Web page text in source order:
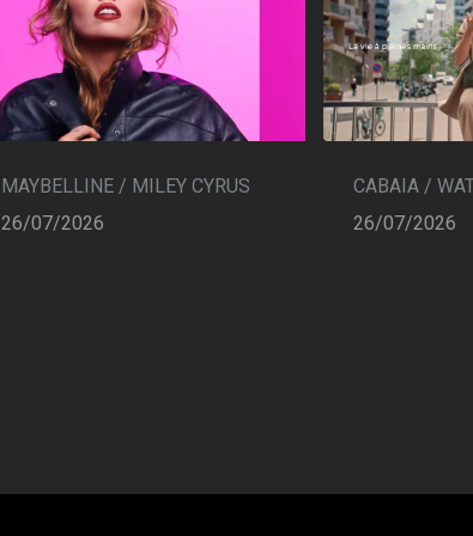
MAYBELLINE / MILEY CYRUS
26/07/2026
CABAIA /
26/07/2026